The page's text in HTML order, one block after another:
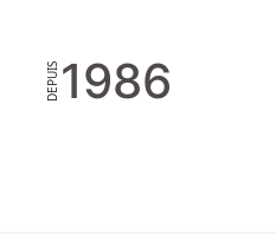
DEPUIS1986